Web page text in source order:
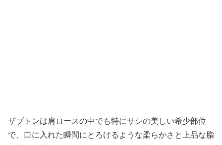
ザブトンは肩ロースの中でも特にサシの美しい希少部位
で、口に入れた瞬間にとろけるような柔らかさと上品な脂